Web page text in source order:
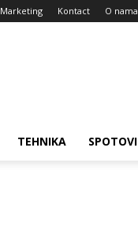
Marketing Kontact O nama
TEHNIKA SPOTOVI